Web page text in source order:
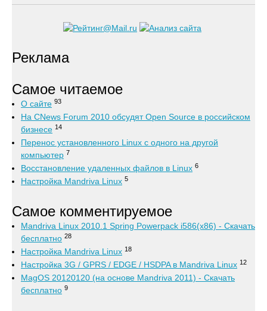
Реклама
Самое читаемое
О сайте 93
На CNews Forum 2010 обсудят Open Source в российском
бизнесе 14
Перенос установленного Linux с одного на другой
компьютер 7
Восстановление удаленных файлов в Linux 6
Настройка Mandriva Linux 5
Самое комментируемое
Mandriva Linux 2010.1 Spring Powerpack i586(x86) - Скачать
бесплатно 28
Настройка Mandriva Linux 18
Настройка 3G / GPRS / EDGE / HSDPA в Mandriva Linux 12
MagOS 20120120 (на основе Mandriva 2011) - Скачать
бесплатно 9